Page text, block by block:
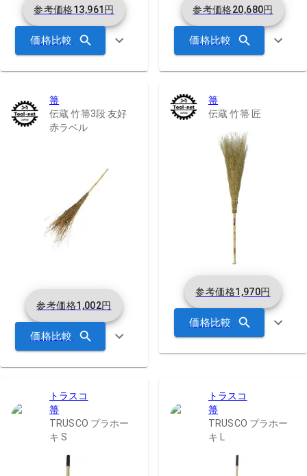
参考価格13,961 円
価格比較
参考価格20,680円
価格比較
箒
伝蔵 竹箒3段 友好
赤ラベル
参考価格1,002円
価格比較
箒
伝蔵 竹箒 匠
参考価格1,970円
価格比較
トラスコ
箒
TRUSCO プラホー
キ S
トラスコ
箒
TRUSCO プラホー
キ L